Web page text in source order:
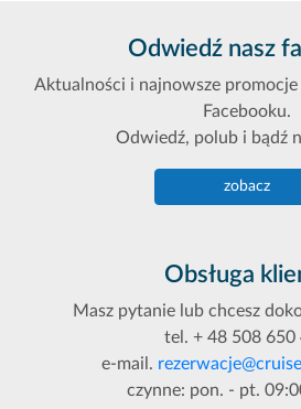
Odwiedź nasz
Aktualności i najnowsze
Facebooku.
Odwiedź, polub i bądź
zobacz
Obsługa
Masz pytanie lub chcesz
tel. + 48 508 650
e-mail.
czynne: pon. - pt.